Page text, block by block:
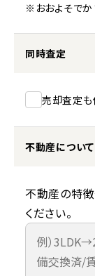
※おおよそでか
同時査定
売却査定も
不動産について
不動産の特
ください。